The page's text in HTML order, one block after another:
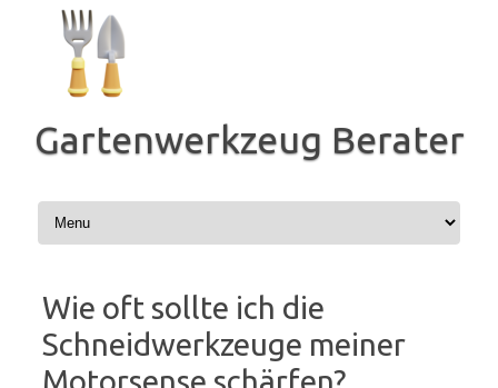
Inhalt
springen
Gartenwerkzeug Berater
Wie oft sollte ich die
Schneidwerkzeuge meiner
Motorsense schärfen?